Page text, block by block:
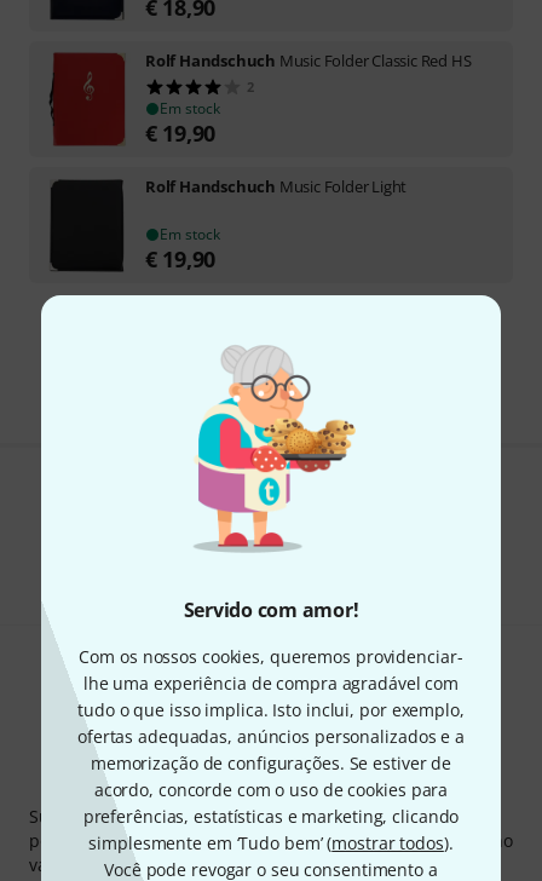
Servido com amor!
Com os nossos cookies, queremos providenciar-
lhe uma experiência de compra agradável com
tudo o que isso implica. Isto inclui, por exemplo,
ofertas adequadas, anúncios personalizados e a
memorização de configurações. Se estiver de
acordo, concorde com o uso de cookies para
preferências, estatísticas e marketing, clicando
simplesmente em ‘Tudo bem’ (mostrar todos).
Você pode revogar o seu consentimento a
€ 18,90
Rolf Handschuch Music Folder Classic Red HS
2
Em stock
€ 19,90
Rolf Handschuch Music Folder Light
Em stock
€ 19,90
Todos os preços incl. IVA
Gosta do que vê?
Partilhar Ajuda e feedback
Newsletter Thomann
Subscreva a Newsletter da Thomann em inglês e com um
pouco de sorte você poderá ganhar um dos50 vouchers
no
valor de
50 €cada!